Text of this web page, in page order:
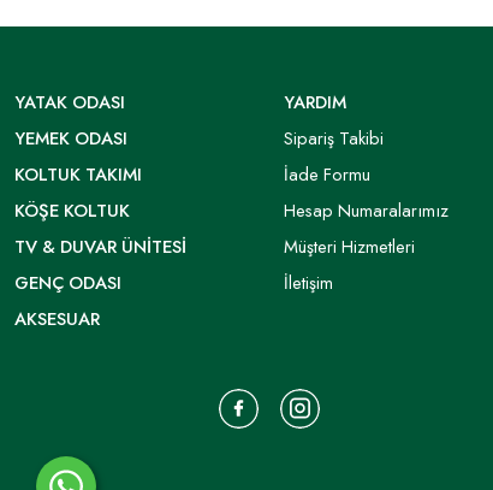
YATAK ODASI
YEMEK ODASI
KOLTUK TAKIMI
KÖŞE KOLTUK
TV & DUVAR ÜNITESI
GENÇ ODASI
AKSESUAR
YARDIM
Sipariş Takibi
İade Formu
Hesap Numaralarımız
Müşteri Hizmetleri
İletişim